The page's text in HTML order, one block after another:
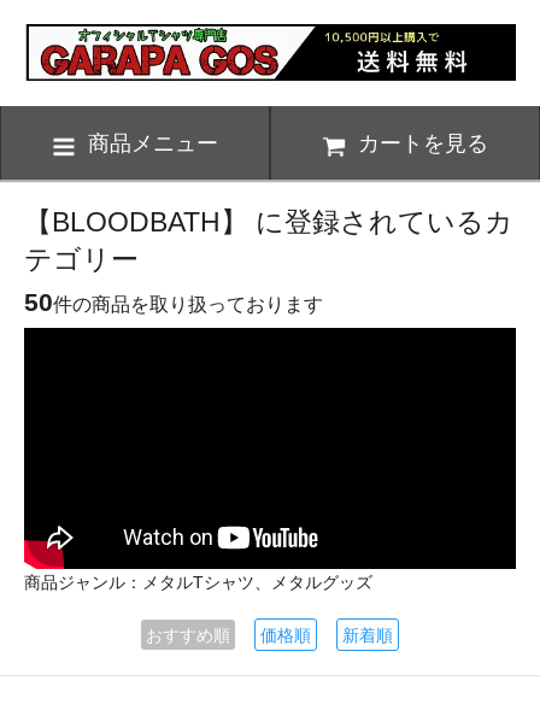
商品メニュー カートを見る
【BLOODBATH】 に登録されているカ
テゴリー
50件の商品を取り扱っております
商品ジャンル：メタルTシャツ、メタルグッズ
おすすめ順 価格順 新着順